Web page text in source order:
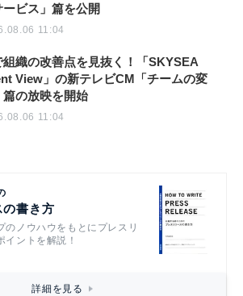
ービス」篇を公開
11:04
組織の改善点を見抜く！「SKYSEA
View」の新テレビCM「チームの変
篇の放映を開始
11:04
の書き方
のノウハウをもとにプレスリ
イントを解説！
詳細を見る